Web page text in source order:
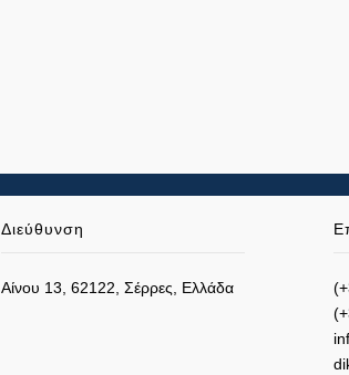
Διεύθυνση
Αίνου 13, 62122, Σέρρες, Ελλάδα